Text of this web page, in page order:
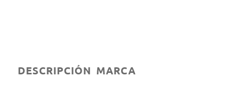
DESCRIPCIÓN MARCA